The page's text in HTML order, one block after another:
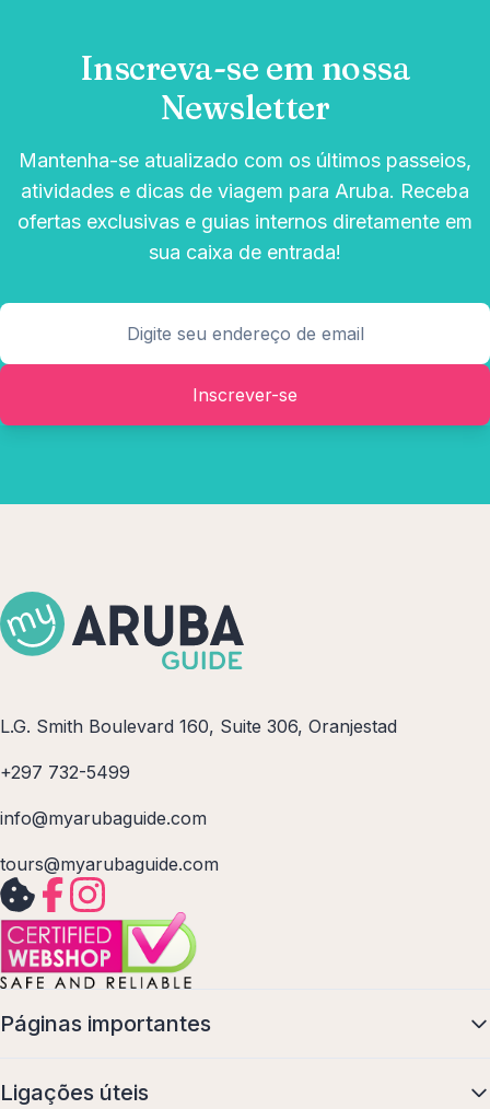
Inscreva-se em nossa
Newsletter
Mantenha-se atualizado com os últimos passeios,
atividades e dicas de viagem para Aruba. Receba
ofertas exclusivas e guias internos diretamente em
sua caixa de entrada!
Inscrever-se
L.G. Smith Boulevard 160, Suite 306, Oranjestad
+297 732-5499
info@myarubaguide.com
tours@myarubaguide.com
Páginas importantes
Ligações úteis